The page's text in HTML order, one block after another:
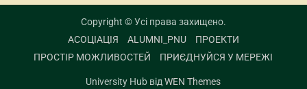
Copyright © Усі права захищено.
АСОЦІАЦІЯ
ALUMNI_PNU
ПРОЕКТИ
ПРОСТІР МОЖЛИВОСТЕЙ
ПРИЄДНУЙСЯ У МЕРЕЖІ
University Hub відWEN Themes